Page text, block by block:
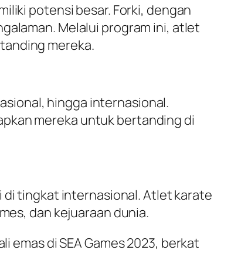
potensi besar. Forki, dengan
Melalui program ini, atlet
mereka.
hingga internasional.
mereka untuk bertanding di
di tingkat internasional. Atlet karate
dan kejuaraan dunia.
di SEA Games 2023, berkat